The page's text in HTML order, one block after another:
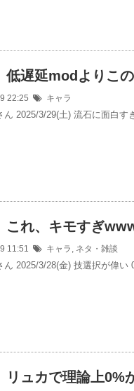
低遅延modよりこ
22:25 キャラ
ん 2025/3/29(土) 流石に面白
これ、キモすぎ
11:51 キャラ , ネタ・雑談
ん 2025/3/28(金) 技選択が偉
リュカで理論上0%